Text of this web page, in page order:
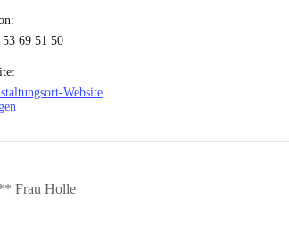
69 51 50
Website
Frau Holle